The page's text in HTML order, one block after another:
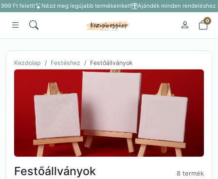
Ft felett! Nézd meg legújabb termékeinket! Ajándék minden rendeléshez
0
Kezdolap Festéshez Festőállványok
Festőállványok 8 termék